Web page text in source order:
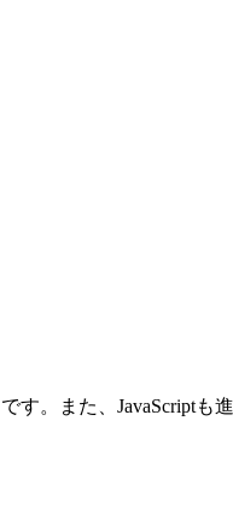
す。また、JavaScriptも